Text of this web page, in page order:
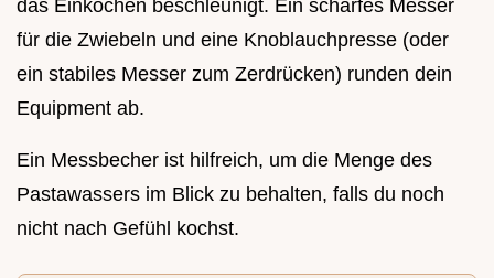
das Einkochen beschleunigt. Ein scharfes Messer
für die Zwiebeln und eine Knoblauchpresse (oder
ein stabiles Messer zum Zerdrücken) runden dein
Equipment ab.
Ein Messbecher ist hilfreich, um die Menge des
Pastawassers im Blick zu behalten, falls du noch
nicht nach Gefühl kochst.